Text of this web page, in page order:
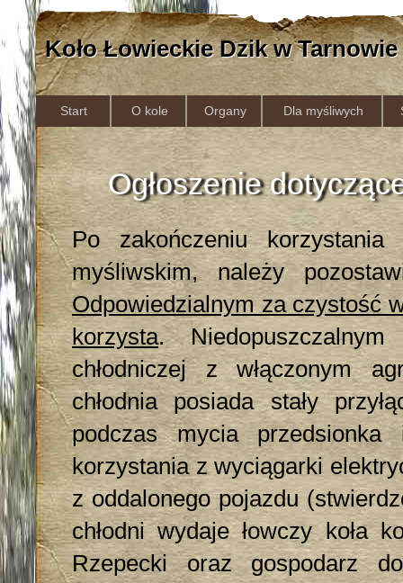
Koło Łowieckie Dzik w Tarnowie
Start O kole Organy Dla myśliwych
Ogłoszenie
Po zakończeniu
myśliwskim, należy
Odpowiedzialnym za czystość
korzysta.
chłodniczej z włączonym
chłodnia posiada stały
podczas mycia
korzystania z wyciągarki
z oddalonego pojazdu
chłodni wydaje łowczy koła
Rzepecki oraz gospodarz